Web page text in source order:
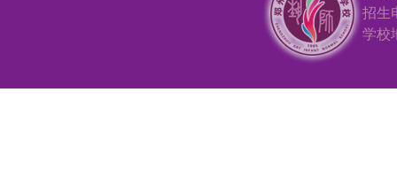
招生
学校